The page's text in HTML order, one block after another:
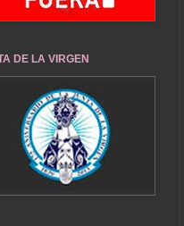
DE LA VIRGEN